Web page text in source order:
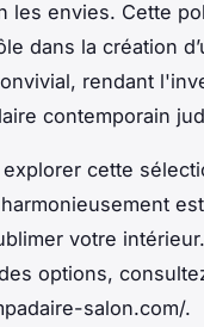
les envies. Cette
dans la création
rendant
contemporain
explorer cette
votre
options,
salon.com/.